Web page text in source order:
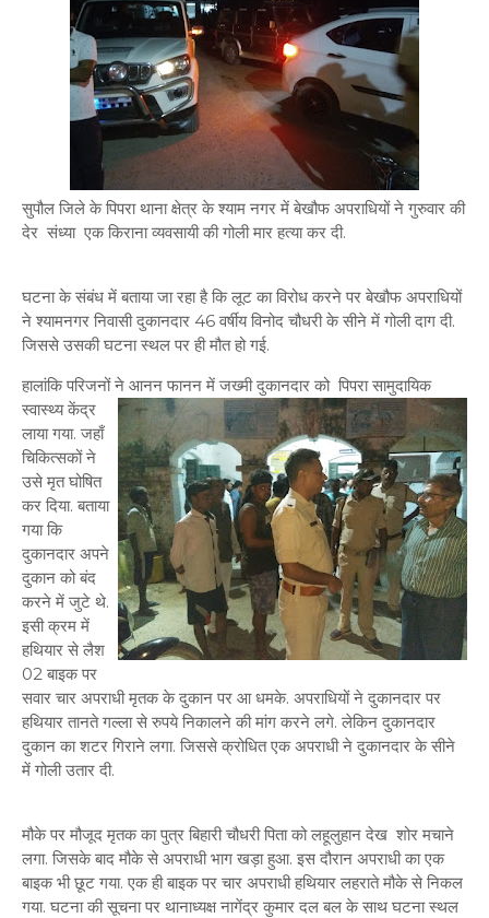
सुपौल जिले के पिपरा थाना क्षेत्र के श्याम नगर में बेखौफ अपराधियों ने गुरुवार की
देर संध्या एक किराना व्यवसायी की गोली मार हत्या कर दी.
घटना के संबंध में बताया जा रहा है कि लूट का विरोध करने पर बेखौफ अपराधियों
ने श्यामनगर निवासी दुकानदार 46 वर्षीय विनोद चौधरी के सीने में गोली दाग दी.
जिससे उसकी घटना स्थल पर ही मौत हो गई.
हालांकि परिजनों ने आनन फानन में जख्मी दुकानदार को पिपरा सामुदायिक
स्वास्थ्य केंद्र
लाया गया. जहाँ
चिकित्सकों ने
उसे मृत घोषित
कर दिया. बताया
गया कि
दुकानदार अपने
दुकान को बंद
करने में जुटे थे.
इसी क्रम में
हथियार से लैश
02 बाइक पर
सवार चार अपराधी मृतक के दुकान पर आ धमके. अपराधियों ने दुकानदार पर
हथियार तानते गल्ला से रुपये निकालने की मांग करने लगे. लेकिन दुकानदार
दुकान का शटर गिराने लगा. जिससे क्रोधित एक अपराधी ने दुकानदार के सीने
में गोली उतार दी.
मौके पर मौजूद मृतक का पुत्र बिहारी चौधरी पिता को लहूलुहान देख शोर मचाने
लगा. जिसके बाद मौके से अपराधी भाग खड़ा हुआ. इस दौरान अपराधी का एक
बाइक भी छूट गया. एक ही बाइक पर चार अपराधी हथियार लहराते मौके से निकल
गया. घटना की सूचना पर थानाध्यक्ष नागेंद्र कुमार दल बल के साथ घटना स्थल